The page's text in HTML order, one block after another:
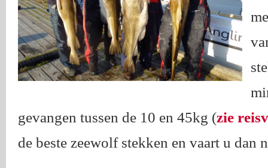
gevangen tussen de 10 en 45kg (zie
de beste zeewolf stekken en vaart u dan